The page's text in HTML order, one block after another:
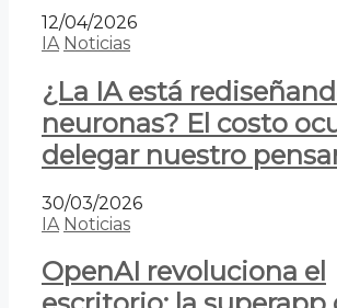
12/04/2026
IA Noticias
¿La IA está
neuronas? El costo
delegar nuestro
30/03/2026
IA Noticias
OpenAI revoluciona el